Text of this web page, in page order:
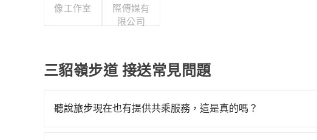
像工作室
際傳媒有
限公司
三貂嶺步道 接送常見問題
聽說旅步現在也有提供共乘服務，這是真的嗎？